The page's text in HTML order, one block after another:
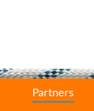
Partners